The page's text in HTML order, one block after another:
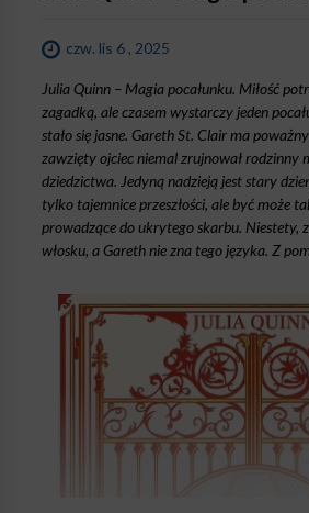
czw. lis 6 , 2025
Julia Quinn – Magia pocałunku. Miłość
zagadką, ale czasem wystarczy jeden
stało się jasne. Gareth St. Clair ma
zawzięty ojciec niemal zrujnował rodzinny
dziedzictwa. Jedyną nadzieją jest stary
tylko tajemnice przeszłości, ale być może
prowadzące do ukrytego skarbu. Niestety,
włosku, a Gareth nie zna tego języka. Z